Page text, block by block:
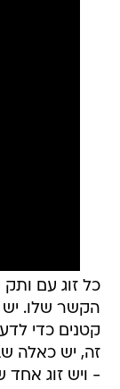
כל זוג עם
הקשר שלו. יש
קטנים כדי
זה, יש כאלה
- ויש זוג